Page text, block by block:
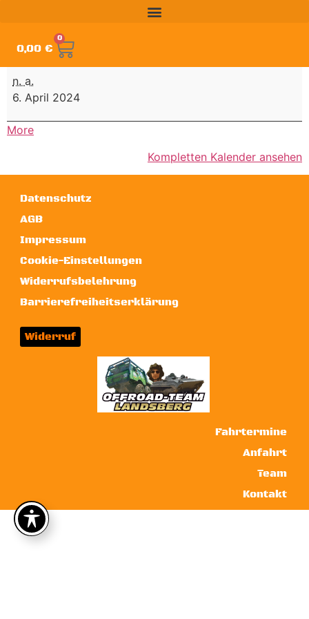
0,00 €
0
n. a.
6. April 2024
More
Kompletten Kalender ansehen
Datenschutz
AGB
Impressum
Cookie-Einstellungen
Widerrufsbelehrung
Barrierefreiheitserklärung
Widerruf
Fahrtermine
Anfahrt
Team
Kontakt